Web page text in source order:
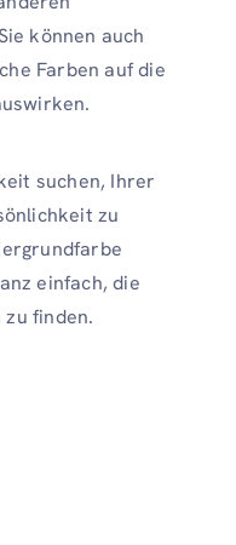
können auch
Farben auf die
suchen, Ihrer
zu
einfach, die
finden.